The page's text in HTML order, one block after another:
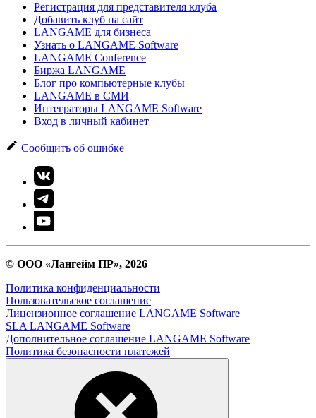
Регистрация для представителя клуба
Добавить клуб на сайт
LANGAME для бизнеса
Узнать о LANGAME Software
LANGAME Conference
Биржа LANGAME
Блог про компьютерные клубы
LANGAME в СМИ
Интеграторы LANGAME Software
Вход в личный кабинет
Сообщить об ошибке
© ООО «Лангейм ПР», 2026
Политика конфиденциальности
Пользовательское соглашение
Лицензионное соглашение LANGAME Software
SLA LANGAME Software
Дополнительное соглашение LANGAME Software
Политика безопасности платежей